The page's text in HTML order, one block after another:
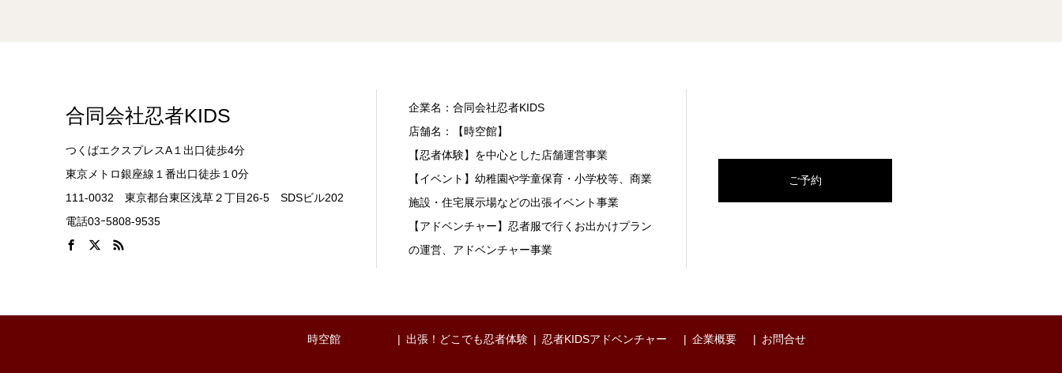
合同会社忍者KIDS
つくばエクスプレスA１出口徒歩4分
東京メトロ銀座線１番出口徒歩１0分
111-0032 東京都台東区浅草２丁目26-5 SDSビル202
電話03ｰ5808-9535
企業名：合同会社忍者KIDS
店舗名：【時空館】
【忍者体験】を中心とした店舗運営事業
【イベント】幼稚園や学童保育・小学校等、商業
施設・住宅展示場などの出張イベント事業
【アドベンチャー】忍者服で行くお出かけプラン
の運営、アドベンチャー事業
ご予約
時空館 出張！どこでも忍者体験 忍者KIDSアドベンチャー 企業概要 お問合せ